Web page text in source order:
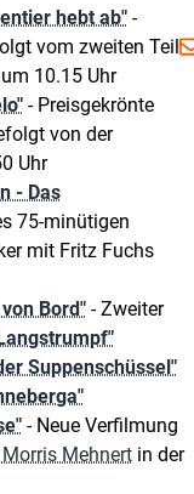
hebt ab" -
vom zweiten Teil
um 10.15 Uhr
- Preisgekrönte
von der
Uhr
- Das
75-minütigen
mit Fritz Fuchs
Bord" - Zweiter
Suppenschüssel"
- Neue Verfilmung
Mehnert in der